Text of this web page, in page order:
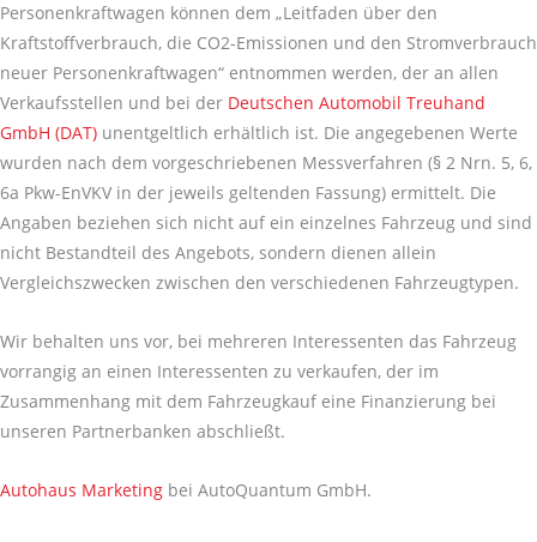
Personenkraftwagen können dem „Leitfaden über den
Kraftstoffverbrauch, die CO2-Emissionen und den Stromverbrauch
neuer Personenkraftwagen“ entnommen werden, der an allen
Verkaufsstellen und bei der Deutschen Automobil Treuhand
GmbH (DAT) unentgeltlich erhältlich ist. Die angegebenen Werte
wurden nach dem vorgeschriebenen Messverfahren (§ 2 Nrn. 5, 6,
6a Pkw-EnVKV in der jeweils geltenden Fassung) ermittelt. Die
Angaben beziehen sich nicht auf ein einzelnes Fahrzeug und sind
nicht Bestandteil des Angebots, sondern dienen allein
Vergleichszwecken zwischen den verschiedenen Fahrzeugtypen.
Wir behalten uns vor, bei mehreren Interessenten das Fahrzeug
vorrangig an einen Interessenten zu verkaufen, der im
Zusammenhang mit dem Fahrzeugkauf eine Finanzierung bei
unseren Partnerbanken abschließt.
Autohaus Marketing bei AutoQuantum GmbH.